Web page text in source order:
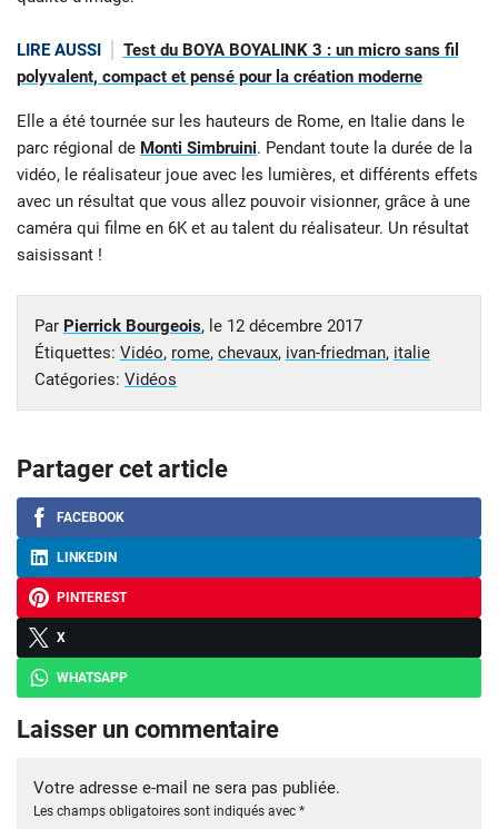
LIRE AUSSI
Test du BOYA BOYALINK 3 : un micro sans fil
polyvalent, compact et pensé pour la création moderne
Elle a été tournée sur les hauteurs de Rome, en Italie dans le
parc régional de Monti Simbruini. Pendant toute la durée de la
vidéo, le réalisateur joue avec les lumières, et différents effets
avec un résultat que vous allez pouvoir visionner, grâce à une
caméra qui filme en 6K et au talent du réalisateur. Un résultat
saisissant !
Par Pierrick Bourgeois, le 12 décembre 2017
Étiquettes: Vidéo, rome, chevaux, ivan-friedman, italie
Catégories: Vidéos
Partager cet article
FACEBOOK
LINKEDIN
PINTEREST
X
WHATSAPP
Laisser un commentaire
Votre adresse e-mail ne sera pas publiée.
Les champs obligatoires sont indiqués avec *